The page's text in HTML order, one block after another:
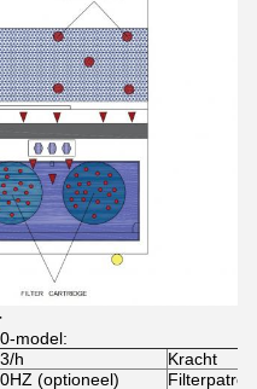
model:
h
Kracht
(optioneel)